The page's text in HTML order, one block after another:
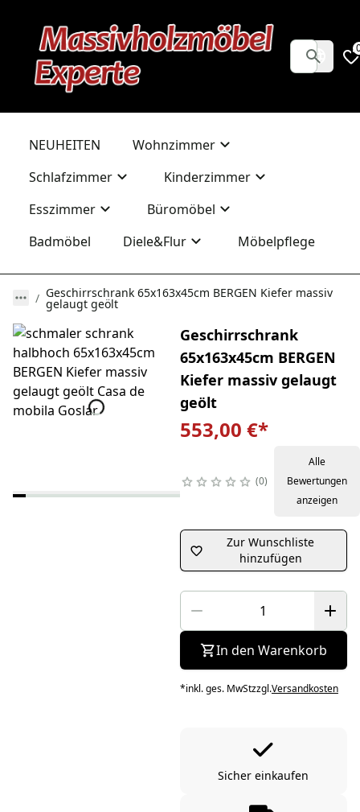
NEUHEITEN
Wohnzimmer
Schlafzimmer
Kinderzimmer
Esszimmer
Büromöbel
Badmöbel
Diele&Flur Möbelpflege
Geschirrschrank 65x163x45cm BERGEN Kiefer massiv
gelaugt geölt
Geschirrschrank
65x163x45cm BERGEN
Kiefer massiv gelaugt
geölt
553,00 €*
0
Alle
Bewertungen
anzeigen
Zur Wunschliste
hinzufügen
In den Warenkorb
*inkl. ges. MwStzzgl.Versandkosten
Sicher einkaufen